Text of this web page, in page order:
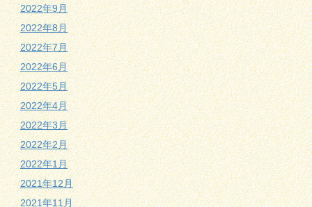
2022年9月
2022年8月
2022年7月
2022年6月
2022年5月
2022年4月
2022年3月
2022年2月
2022年1月
2021年12月
2021年11月